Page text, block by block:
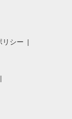
リシー